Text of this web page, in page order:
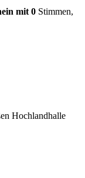
mit 0 Stimmen,
Hochlandhalle